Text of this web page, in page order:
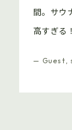
間。サウ
高すぎる！
— Guest,